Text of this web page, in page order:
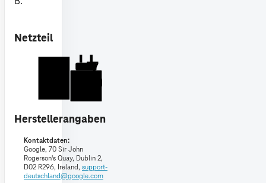
B
Netzteil
7.5-27
WUSB PD
Herstellerangaben
Kontaktdaten:
Google, 70 Sir John
Rogerson's Quay, Dublin 2,
D02 R296, Ireland, support-
deutschland@google.com